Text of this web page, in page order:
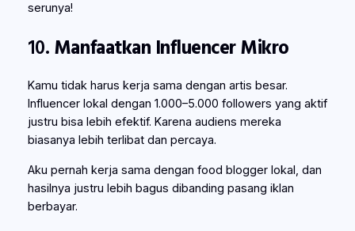
serunya!
10. Manfaatkan Influencer Mikro
Kamu tidak harus kerja sama dengan artis besar.
Influencer lokal dengan 1.000–5.000 followers yang aktif
justru bisa lebih efektif. Karena audiens mereka
biasanya lebih terlibat dan percaya.
Aku pernah kerja sama dengan food blogger lokal, dan
hasilnya justru lebih bagus dibanding pasang iklan
berbayar.